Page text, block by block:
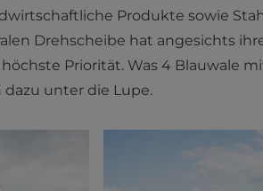
Produkte sowie
Drehscheibe hat angesichts
Priorität. Was 4 Blauwale
unter die Lupe.